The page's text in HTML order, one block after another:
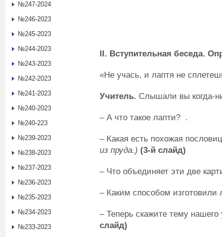
II. Вступительная беседа.
«Не учась, и лаптя не
Учитель. Слышали вы когда-
– А что такое лапти? .
– Какая есть похожая
из пруда.) (3-й слайд)
– Что объединяет эти две
– Каким способом изготовили
– Теперь скажите тему нашего
слайд)
№247-2024
№246-2023
№245-2023
№244-2023
№243-2023
№242-2023
№241-2023
№240-2023
№240-223
№239-2023
№238-2023
№237-2023
№236-2023
№235-2023
№234-2023
№233-2023